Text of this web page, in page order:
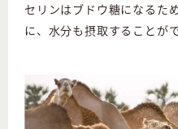
セリンはブドウ糖になるた
に、水分も摂取することが